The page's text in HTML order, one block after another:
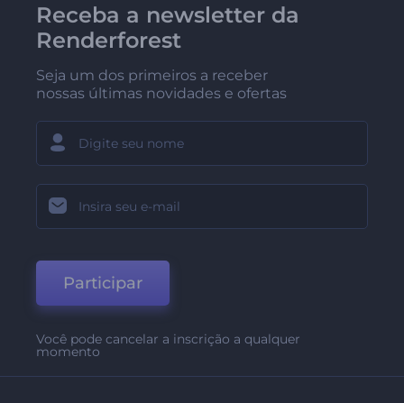
Receba a newsletter da
Renderforest
Seja um dos primeiros a receber
nossas últimas novidades e ofertas
Participar
Você pode cancelar a inscrição a qualquer
momento